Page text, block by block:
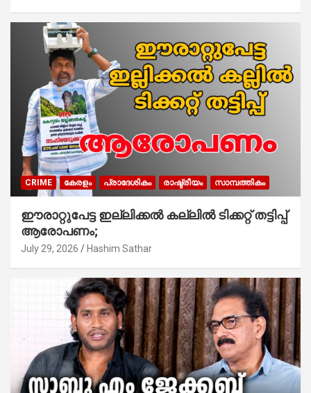
CRIME കേരളം പ്രാദേശികം രാഷ്ട്രീയം സാമ്പത്തികം
ഈരാറ്റുപേട്ട ഇല്ലിക്കൽ കല്ലിൽ ടിക്കറ്റ് തട്ടിപ്പ്
ആരോപണം;
July 29, 2026 Hashim Sathar